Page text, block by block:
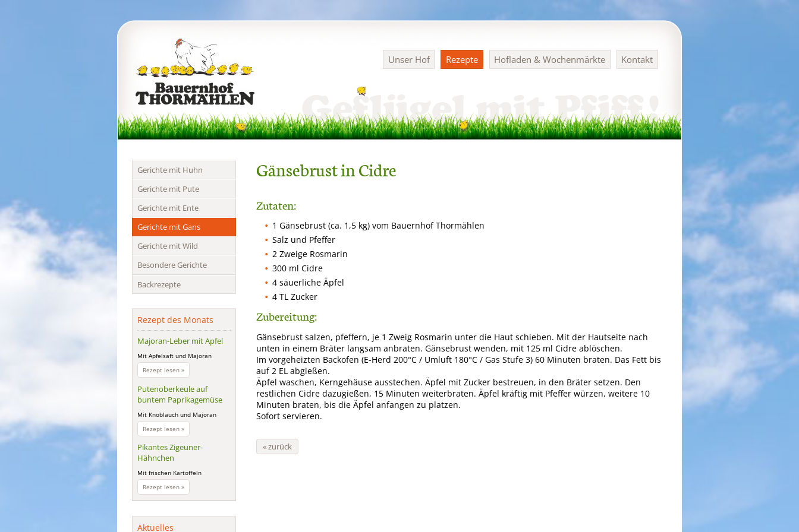
Navigation
überspringen
Unser Hof Rezepte Hofladen & Wochenmärkte Kontakt
Gänsebrust in Cidre
Zutaten:
1 Gänsebrust (ca. 1,5 kg) vom Bauernhof Thormählen
Salz und Pfeffer
2 Zweige Rosmarin
300 ml Cidre
4 säuerliche Äpfel
4 TL Zucker
Zubereitung:
Gänsebrust salzen, pfeffern, je 1 Zweig Rosmarin unter die Haut schieben. Mit der Hautseite nach
unten in einem Bräter langsam anbraten. Gänsebrust wenden, mit 125 ml Cidre ablöschen.
Im vorgeheizten Backofen (E-Herd 200°C / Umluft 180°C / Gas Stufe 3) 60 Minuten braten. Das Fett bis
auf 2 EL abgießen.
Äpfel waschen, Kerngehäuse ausstechen. Äpfel mit Zucker bestreuen, in den Bräter setzen. Den
restlichen Cidre dazugießen, 15 Minuten weiterbraten. Äpfel kräftig mit Pfeffer würzen, weitere 10
Minuten braten, bis die Äpfel anfangen zu platzen.
Sofort servieren.
« zurück
Navigation
überspringen
Gerichte mit Huhn
Gerichte mit Pute
Gerichte mit Ente
Gerichte mit Gans
Gerichte mit Wild
Besondere Gerichte
Backrezepte
Rezept des Monats
Majoran-Leber mit Apfel
Mit Apfelsaft und Majoran
Rezept lesen »Majoran-
Leber
mit
Apfel
Putenoberkeule auf
buntem Paprikagemüse
Mit Knoblauch und Majoran
Rezept lesen »Putenoberkeule
auf
Paprikagemüse
Pikantes Zigeuner-
Hähnchen
Mit frischen Kartoffeln
Rezept lesen »Pikantes
Zigeuner-
Hähnchen
Aktuelles